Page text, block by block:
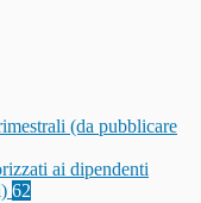
(da pubblicare
ai dipendenti
62